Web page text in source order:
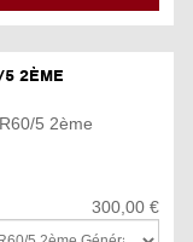
2ÈME
5 2ème
300,00 €